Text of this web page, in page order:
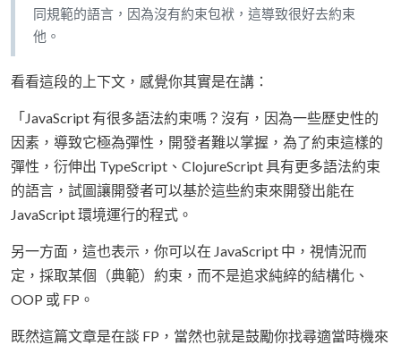
同規範的語言，因為沒有約束包袱，這導致很好去約束
他。
看看這段的上下文，感覺你其實是在講：
「JavaScript 有很多語法約束嗎？沒有，因為一些歷史性的
因素，導致它極為彈性，開發者難以掌握，為了約束這樣的
彈性，衍伸出 TypeScript、ClojureScript 具有更多語法約束
的語言，試圖讓開發者可以基於這些約束來開發出能在
JavaScript 環境運行的程式。
另一方面，這也表示，你可以在 JavaScript 中，視情況而
定，採取某個（典範）約束，而不是追求純綷的結構化、
OOP 或 FP。
既然這篇文章是在談 FP，當然也就是鼓勵你找尋適當時機來